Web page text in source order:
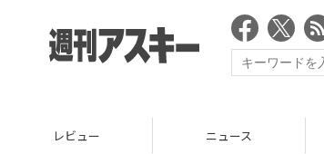
ニュース ガジェット